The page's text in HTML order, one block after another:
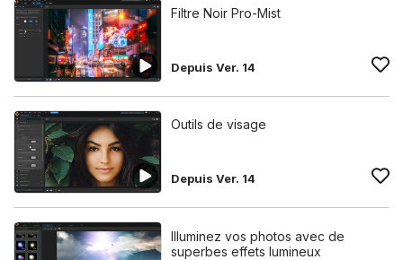
Filtre Noir Pro-Mist
Depuis Ver. 14
Outils de visage
Depuis Ver. 14
Illuminez vos photos avec de
superbes effets lumineux